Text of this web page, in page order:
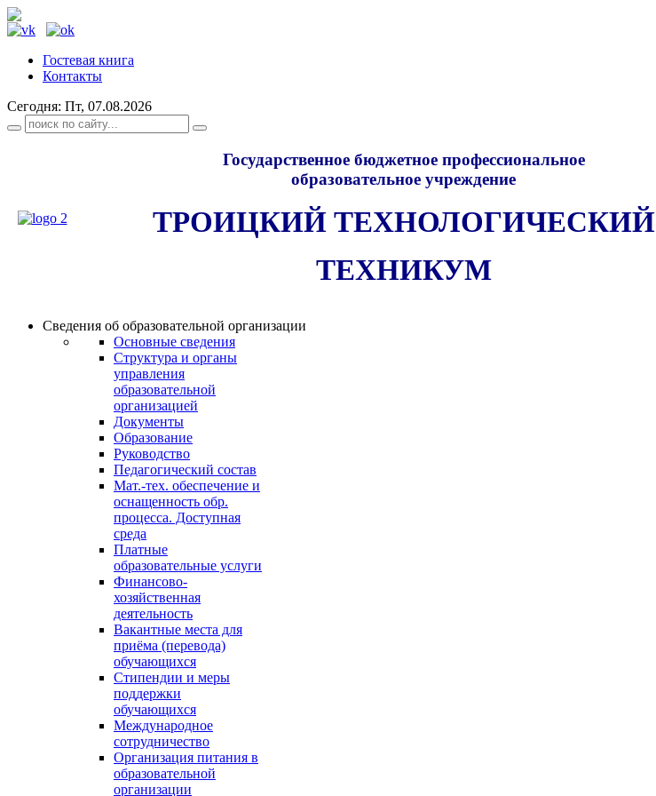
Гостевая книга
Контакты
Сегодня: Пт, 07.08.2026
Государственное бюджетное профессиональное
образовательное учреждение
ТРОИЦКИЙ ТЕХНОЛОГИЧЕСКИЙ
ТЕХНИКУМ
Сведения об образовательной организации
Основные сведения
Структура и органы
управления
образовательной
организацией
Документы
Образование
Руководство
Педагогический состав
Мат.-тех. обеспечение и
оснащенность обр.
процесса. Доступная
среда
Платные
образовательные услуги
Финансово-
хозяйственная
деятельность
Вакантные места для
приёма (перевода)
обучающихся
Стипендии и меры
поддержки
обучающихся
Международное
сотрудничество
Организация питания в
образовательной
организации